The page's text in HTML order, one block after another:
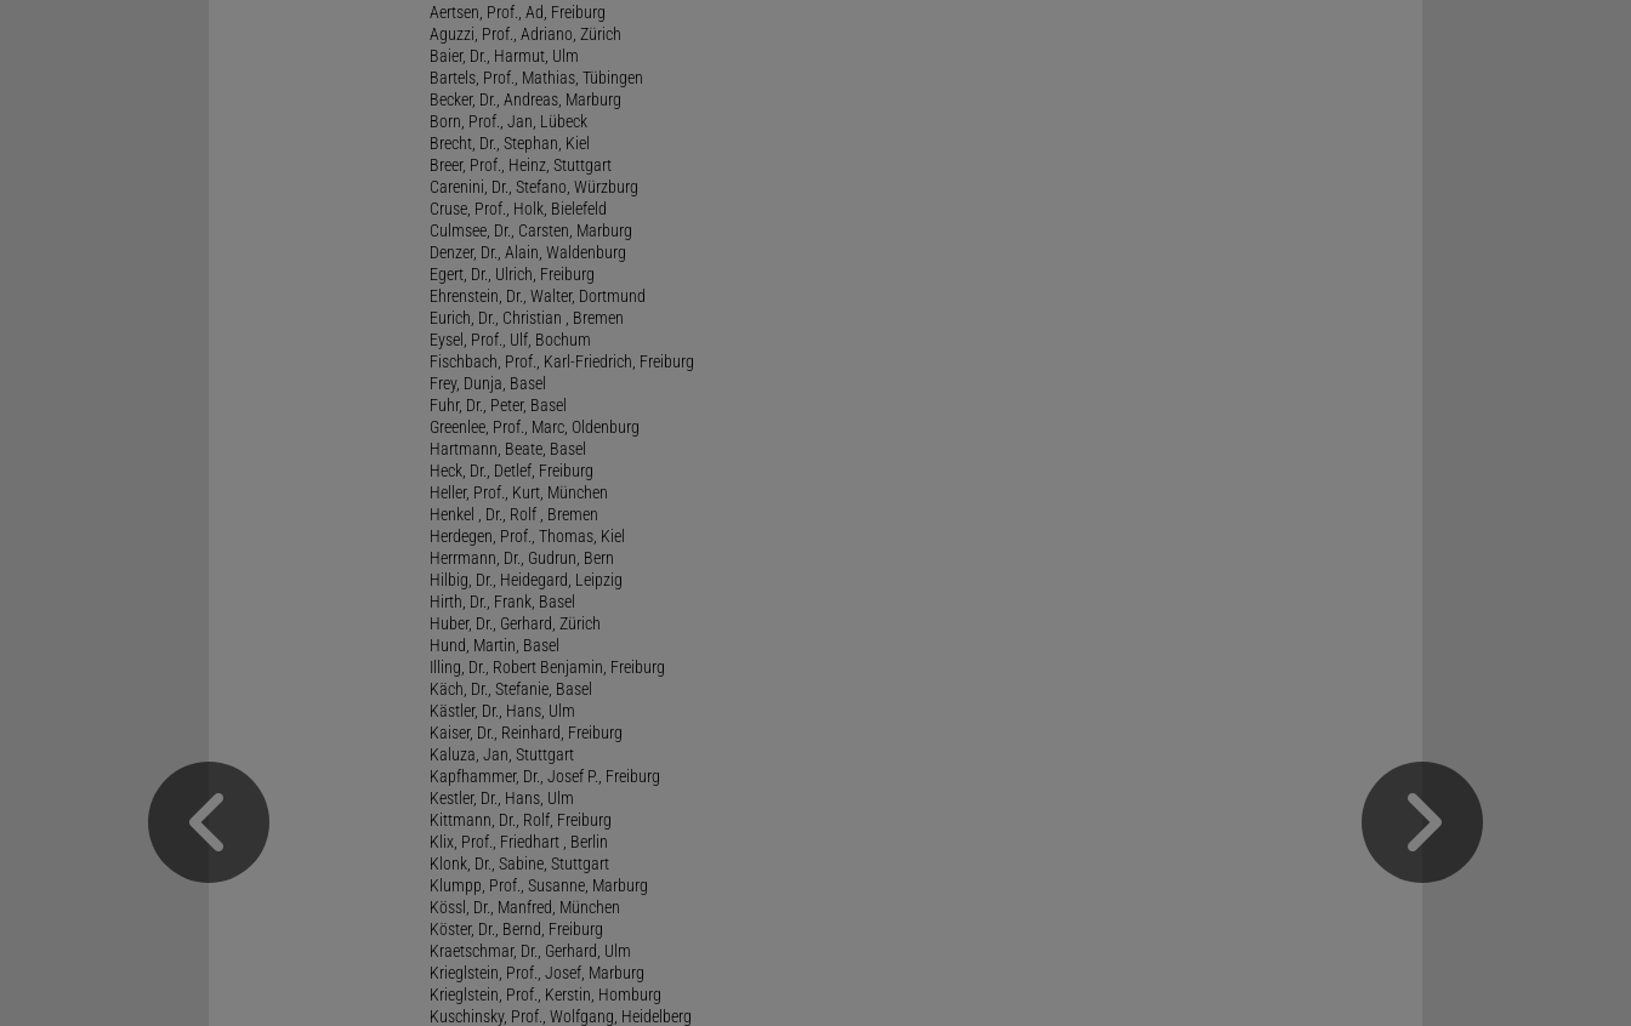
Aertsen, Prof., Ad, Freiburg
Aguzzi, Prof., Adriano, Zürich
Baier, Dr., Harmut, Ulm
Bartels, Prof., Mathias, Tübingen
Becker, Dr., Andreas, Marburg
Born, Prof., Jan, Lübeck
Brecht, Dr., Stephan, Kiel
Breer, Prof., Heinz, Stuttgart
Carenini, Dr., Stefano, Würzburg
Cruse, Prof., Holk, Bielefeld
Culmsee, Dr., Carsten, Marburg
Denzer, Dr., Alain, Waldenburg
Egert, Dr., Ulrich, Freiburg
Ehrenstein, Dr., Walter, Dortmund
Eurich, Dr., Christian , Bremen
Eysel, Prof., Ulf, Bochum
Fischbach, Prof., Karl-Friedrich, Freiburg
Frey, Dunja, Basel
Fuhr, Dr., Peter, Basel
Greenlee, Prof., Marc, Oldenburg
Hartmann, Beate, Basel
Heck, Dr., Detlef, Freiburg
Heller, Prof., Kurt, München
Henkel , Dr., Rolf , Bremen
Herdegen, Prof., Thomas, Kiel
Herrmann, Dr., Gudrun, Bern
Hilbig, Dr., Heidegard, Leipzig
Hirth, Dr., Frank, Basel
Huber, Dr., Gerhard, Zürich
Hund, Martin, Basel
Illing, Dr., Robert Benjamin, Freiburg
Käch, Dr., Stefanie, Basel
Kästler, Dr., Hans, Ulm
Kaiser, Dr., Reinhard, Freiburg
Kaluza, Jan, Stuttgart
Kapfhammer, Dr., Josef P., Freiburg
Kestler, Dr., Hans, Ulm
Kittmann, Dr., Rolf, Freiburg
Klix, Prof., Friedhart , Berlin
Klonk, Dr., Sabine, Stuttgart
Klumpp, Prof., Susanne, Marburg
Kössl, Dr., Manfred, München
Köster, Dr., Bernd, Freiburg
Kraetschmar, Dr., Gerhard, Ulm
Krieglstein, Prof., Josef, Marburg
Krieglstein, Prof., Kerstin, Homburg
Kuschinsky, Prof., Wolfgang, Heidelberg